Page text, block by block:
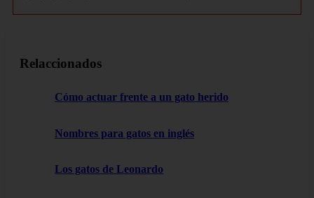
Relaccionados
Cómo actuar frente a un gato herido
Nombres para gatos en inglés
Los gatos de Leonardo